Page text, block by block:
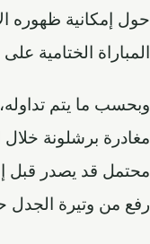
حول إمكانية ظهوره
المباراة الختامية
وبحسب ما يتم
مغادرة برشلونة
محتمل قد يصدر قبل
رفع من وتيرة الجدل